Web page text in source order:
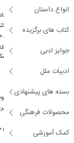
انواع داستان
کتاب های برگزیده
جوایز ادبی
ادبیات ملل
بسته های پیشنهادی
محصولات فرهنگی
کمک آموزشی
فصل های عمیق نحوه
و خدمات، استخراج
توضیح می دهد.
نوآوری، چارچوب
نحوه طراحی شرکت‌های
شرکت شکست ناپذیر:
● به شرکت های بزرگ و
خود را به طور همزمان
● بهترین مدل های